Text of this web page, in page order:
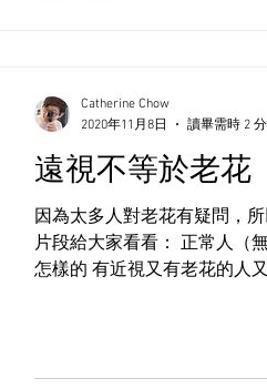
遠視不等於老花
因為太多人對老花有疑問，
片段給大家看看： 正常人（
怎樣的 有近視又有老花的人
Catherine Chow
2020年11月8日
讀畢需時 2